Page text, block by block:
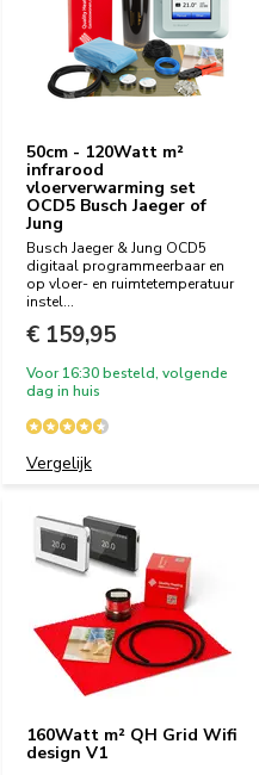
50cm - 120Watt m²
infrarood
vloerverwarming set
OCD5 Busch Jaeger of
Jung
Busch Jaeger & Jung OCD5
digitaal programmeerbaar en
op vloer- en ruimtetemperatuur
instel...
€ 159,95
Voor 16:30 besteld, volgende
dag in huis
Vergelijk
160Watt m² QH Grid Wifi
design V1